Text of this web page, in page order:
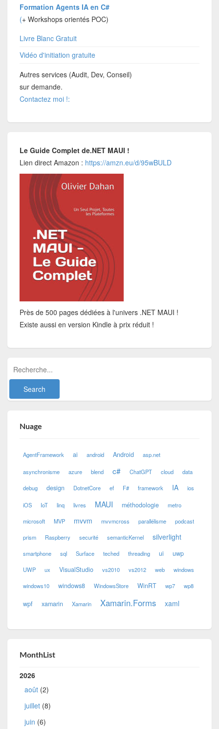
Formation Agents IA en C#
(+ Workshops orientés POC)
Livre Blanc Gratuit
Vidéo d'initiation gratuite
Autres services (Audit, Dev, Conseil)
sur demande.
Contactez moi !:
Le Guide Complet de.NET MAUI !
Lien direct Amazon : https://amzn.eu/d/95wBULD
Près de 500 pages dédiées à l'univers .NET MAUI !
Existe aussi en version Kindle à prix réduit !
Nuage
AgentFramework ai android Android asp.net
asynchronisme azure blend c# ChatGPT cloud data
debug design DotnetCore ef F# framework IA ios
iOS IoT linq livres MAUI méthodologie metro
microsoft MVP mvvm mvvmcross parallélisme podcast
prism Raspberry securité semanticKernel silverlight
smartphone sql Surface teched threading ui uwp
UWP ux VisualStudio vs2010 vs2012 web windows
windows10 windows8 WindowsStore WinRT wp7 wp8
wpf xamarin Xamarin Xamarin.Forms xaml
MonthList
2026
août (2)
juillet (8)
juin (6)